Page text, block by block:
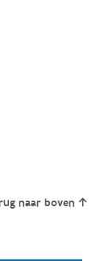
naar boven